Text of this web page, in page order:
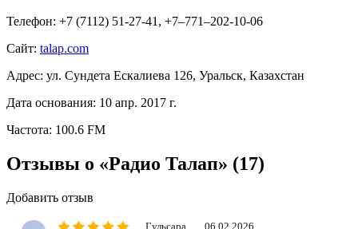
Телефон: +7 (7112) 51-27-41, +7‒771‒202-10-06
Сайт: talap.com
Адрес: ул. Сундета Ескалиева 126, Уральск, Казахстан
Дата основания: 10 апр. 2017 г.
Частота: 100.6 FM
Отзывы о «Радио Талап» (17)
Добавить отзыв
Гульсара 06.02.2026